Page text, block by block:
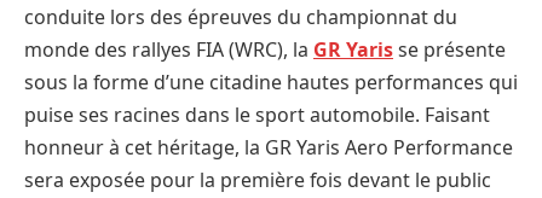
conduite lors des épreuves du championnat du
monde des rallyes FIA (WRC), la GR Yarisse présente
sous la forme d’une citadine hautes performances qui
puise ses racines dans le sport automobile. Faisant
honneur à cet héritage, la GR Yaris Aero Performance
sera exposée pour la première fois devant le public